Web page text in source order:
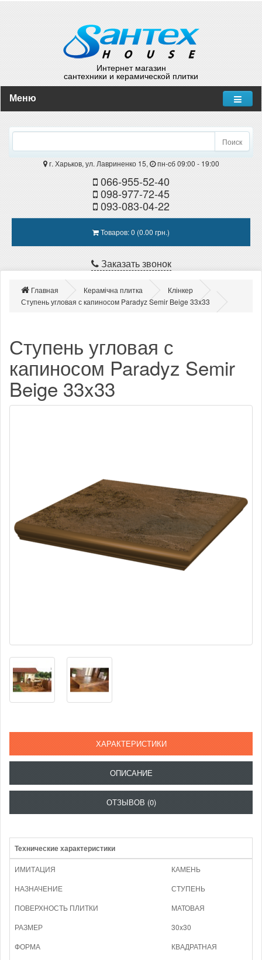
Интернет магазин
сантехники и керамической плитки
Меню
Поиск
г. Харьков, ул. Лавриненко 15, пн-cб 09:00 - 19:00
066-955-52-40
098-977-72-45
093-083-04-22
Товаров: 0 (0.00 грн.)
Заказать звонок
Главная Керамічна плитка
Клінкер
Ступень угловая с капиносом Paradyz Semir Beige 33x33
Ступень угловая с
капиносом Paradyz Semir
Beige 33x33
ХАРАКТЕРИСТИКИ
ОПИСАНИЕ
ОТЗЫВОВ (0)
Технические характеристики
ИМИТАЦИЯ
КАМЕНЬ
НАЗНАЧЕНИЕ
СТУПЕНЬ
ПОВЕРХНОСТЬ ПЛИТКИ
МАТОВАЯ
РАЗМЕР
30x30
ФОРМА
КВАДРАТНАЯ